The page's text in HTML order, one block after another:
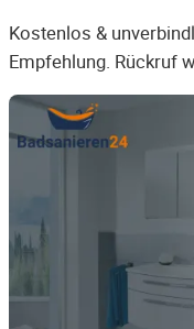
Kostenlos &
Empfehlung. Rückruf